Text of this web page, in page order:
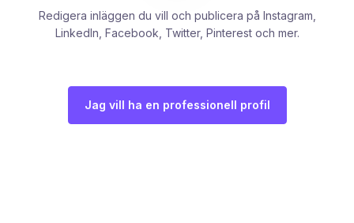
Redigera inläggen du vill och publicera på Instagram,
LinkedIn, Facebook, Twitter, Pinterest och mer.
Jag vill ha en professionell profil